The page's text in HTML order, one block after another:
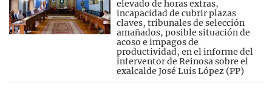
elevado de horas extras,
incapacidad de cubrir plazas
claves, tribunales de selección
amañados, posible situación de
acoso e impagos de
productividad, en el informe del
interventor de Reinosa sobre el
exalcalde José Luis López (PP)